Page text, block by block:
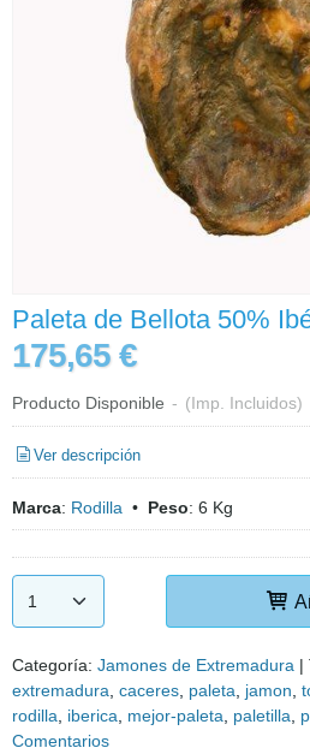
Paleta de Bellota 50%
175,65 €
Producto Disponible - (Imp. Incluidos)
Ver descripción
Marca: Rodilla • Peso: 6 Kg
Categoría: Jamones de Extremadura |
extremadura caceres paleta jamon
rodilla
iberica mejor-paleta paletilla
Comentarios